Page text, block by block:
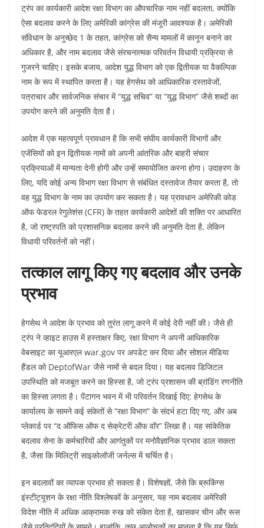
ट्रंप का कार्यकारी आदेश रक्षा विभाग का औपचारिक नाम नहीं बदलता, क्योंकि
ऐसा बदलाव करने के लिए अमेरिकी कांग्रेस की मंजूरी आवश्यक है। अमेरिकी
संविधान के अनुच्छेद 1 के तहत, कांग्रेस को सैन्य मामलों में कानून बनाने का
अधिकार है, और नाम बदलाव जैसे संरचनात्मक परिवर्तन विधायी प्रक्रिया से
गुजरने चाहिए। इसके बजाय, आदेश युद्ध विभाग को एक द्वितीयक या वैकल्पिक
नाम के रूप में स्थापित करता है। यह हेगसेथ को आधिकारिक दस्तावेजों,
पत्राचार और सार्वजनिक संचार में “युद्ध सचिव” या “युद्ध विभाग” जैसे शब्दों का
उपयोग करने की अनुमति देता है।
आदेश में एक महत्वपूर्ण प्रावधान है कि सभी संघीय कार्यकारी विभागों और
एजेंसियों को इन द्वितीयक नामों को अपनी आंतरिक और बाहरी संचार
प्रक्रियाओं में मान्यता देनी होगी और उन्हें समायोजित करना होगा। उदाहरण के
लिए, यदि कोई अन्य विभाग रक्षा विभाग से संबंधित दस्तावेज तैयार करता है, तो
वह युद्ध विभाग के नाम का उपयोग कर सकता है। यह प्रावधान अमेरिकी कोड
ऑफ फेडरल रेगुलेशंस (CFR) के तहत कार्यकारी आदेशों की शक्ति पर आधारित
है, जो राष्ट्रपति को प्रशासनिक बदलाव करने की अनुमति देता है, लेकिन
विधायी परिवर्तनों को नहीं।
तत्काल लागू किए गए बदलाव और उनके
प्रभाव
हेगसेथ ने आदेश के प्रभाव को तुरंत लागू करने में कोई देरी नहीं की। जैसे ही
ट्रंप ने व्हाइट हाउस में हस्ताक्षर किए, रक्षा विभाग ने अपनी आधिकारिक
वेबसाइट का यूआरएल war.gov पर अपडेट कर दिया और सोशल मीडिया
हैंडल को DeptofWar जैसे नामों से बदल दिया। यह बदलाव डिजिटल
उपस्थिति को मजबूत करने का हिस्सा है, जो ट्रंप प्रशासन की ब्रांडिंग रणनीति
का हिस्सा लगता है। पेंटागन भवन में भी परिवर्तन दिखाई दिए: हेगसेथ के
कार्यालय के सामने कई संकेतों से “रक्षा विभाग” के संदर्भ हटा दिए गए, और अब
प्लेकार्ड पर “द ऑफिस ऑफ द सेक्रेटरी ऑफ वॉर” लिखा है। यह सांकेतिक
बदलाव सेना के कर्मचारियों और आगंतुकों पर मनोवैज्ञानिक प्रभाव डाल सकता
है, जैसा कि मिलिट्री साइकोलॉजी जर्नल्स में चर्चित है।
इन बदलावों का व्यापक प्रभाव हो सकता है। विशेषज्ञों, जैसे कि ब्रूकिंग्स
इंस्टीट्यूशन के रक्षा नीति विश्लेषकों के अनुसार, यह नाम बदलाव अमेरिकी
विदेश नीति में अधिक आक्रामक रुख को संकेत देता है, खासकर चीन और रूस